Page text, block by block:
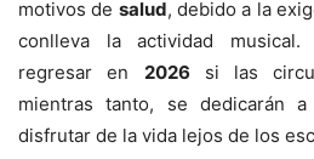
motivos de salud, debido a la
conlleva la actividad musical.
regresar en 2026 si las
mientras tanto, se dedicarán
disfrutar de la vida lejos de los